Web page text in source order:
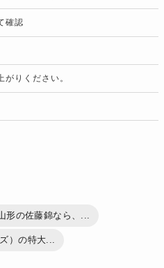
確認
がりください。
形の佐藤錦なら、...
）の特大...